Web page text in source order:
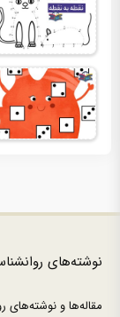
نوشته‌های
مقاله‌ها و نوشته‌های